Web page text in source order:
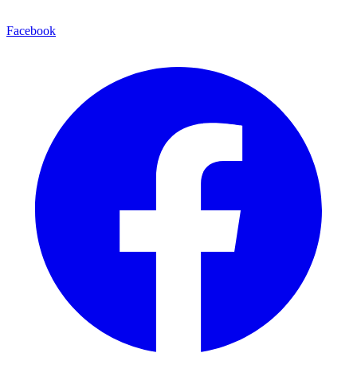
Facebook